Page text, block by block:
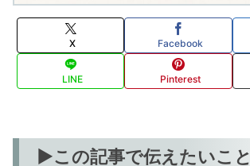
X Facebook
LINE Pinterest
▶この記事で伝えたいこと